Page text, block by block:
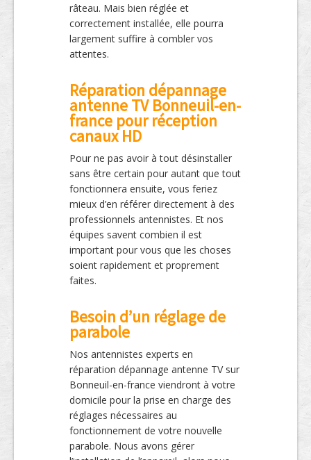
râteau. Mais bien réglée et
correctement installée, elle pourra
largement suffire à combler vos
attentes.
Réparation dépannage
antenne TV Bonneuil-en-
france pour réception
canaux HD
Pour ne pas avoir à tout désinstaller
sans être certain pour autant que tout
fonctionnera ensuite, vous feriez
mieux d’en référer directement à des
professionnels antennistes. Et nos
équipes savent combien il est
important pour vous que les choses
soient rapidement et proprement
faites.
Besoin d’un réglage de
parabole
Nos antennistes experts en
réparation dépannage antenne TV sur
Bonneuil-en-france viendront à votre
domicile pour la prise en charge des
réglages nécessaires au
fonctionnement de votre nouvelle
parabole. Nous avons gérer